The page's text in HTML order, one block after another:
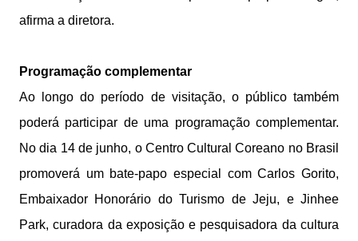
afirma a diretora.
Programação complementar
Ao longo do período de visitação, o público também
poderá participar de uma programação complementar.
No dia 14 de junho, o Centro Cultural Coreano no Brasil
promoverá um bate-papo especial com Carlos Gorito,
Embaixador Honorário do Turismo de Jeju, e Jinhee
Park, curadora da exposição e pesquisadora da cultura